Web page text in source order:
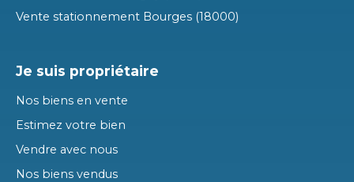
Vente stationnement Bourges (18000)
Je suis propriétaire
Nos biens en vente
Estimez votre bien
Vendre avec nous
Nos biens vendus